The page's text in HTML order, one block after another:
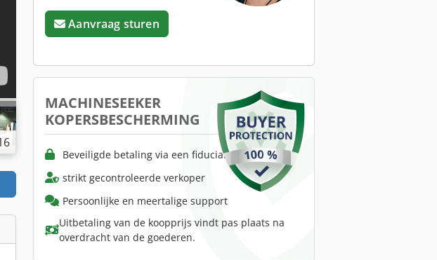
Aanvraag sturen
MACHINESEEKER
KOPERSBESCHERMING
Beveiligde betaling via een fiduciaire rekening
strikt gecontroleerde verkoper
Persoonlijke en meertalige support
Uitbetaling van de koopprijs vindt pas plaats na
overdracht van de goederen.